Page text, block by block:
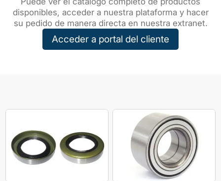
disponibles, acceder a nuestra plataforma y hacer
su pedido de manera directa en nuestra extranet.
Acceder a portal del cliente